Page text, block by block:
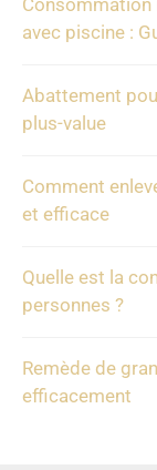
Consommation
avec piscine :
Abattement
plus-value
Comment
et efficace
Quelle est la
personnes ?
Remède de
efficacement